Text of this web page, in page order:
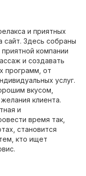
и приятных
сайт. Здесь собраны
компании
и создавать
программ, от
услуг.
вкусом,
клиента.
и
время так,
становится
кто ищет